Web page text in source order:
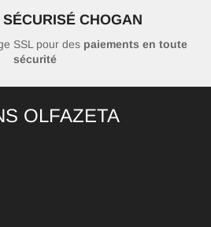
CHOGAN
SSL pour des paiements en toute
sécurité
OLFAZETA